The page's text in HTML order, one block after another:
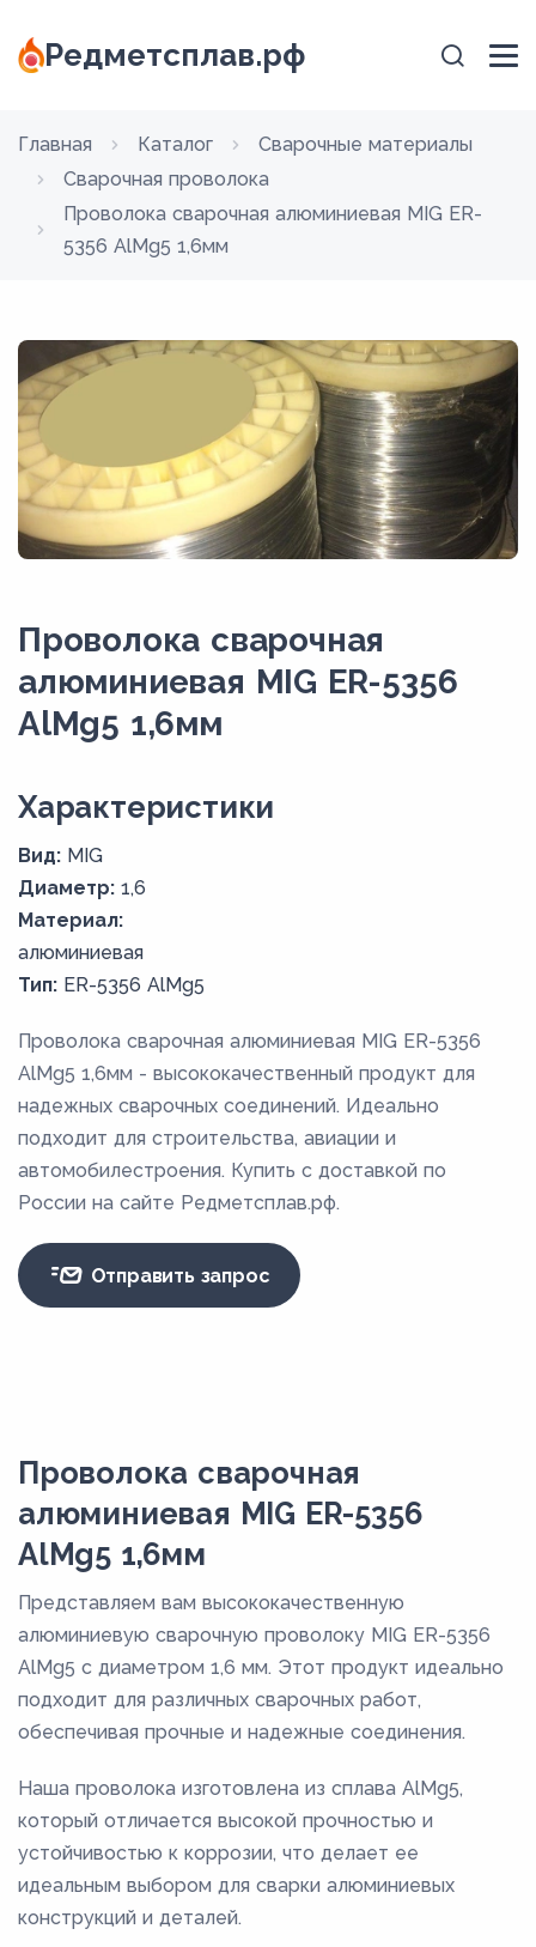
Редметсплав.рф
Главная Каталог
Сварочные материалы
Сварочная проволока
Проволока сварочная алюминиевая MIG ER-
5356 AlMg5 1,6мм
Проволока сварочная
алюминиевая MIG ER-5356
AlMg5 1,6мм
Xарактеристики
Вид: MIG
Диаметр: 1,6
Материал:
алюминиевая
Тип: ER-5356 AlMg5
Проволока сварочная алюминиевая MIG ER-5356
AlMg5 1,6мм - высококачественный продукт для
надежных сварочных соединений. Идеально
подходит для строительства, авиации и
автомобилестроения. Купить с доставкой по
России на сайте Редметсплав.рф.
Отправить запрос
Проволока сварочная
алюминиевая MIG ER-5356
AlMg5 1,6мм
Представляем вам высококачественную
алюминиевую сварочную проволоку MIG ER-5356
AlMg5 с диаметром 1,6 мм. Этот продукт идеально
подходит для различных сварочных работ,
обеспечивая прочные и надежные соединения.
Наша проволока изготовлена из сплава AlMg5,
который отличается высокой прочностью и
устойчивостью к коррозии, что делает ее
идеальным выбором для сварки алюминиевых
конструкций и деталей.